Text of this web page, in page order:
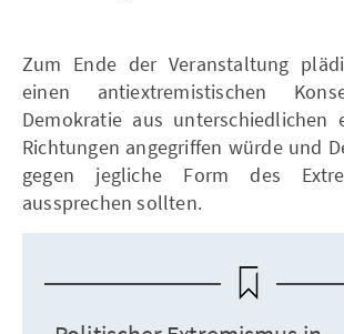
Zum Ende der Veranstaltung
einen antiextremistischen
Demokratie aus unterschiedlichen
Richtungen angegriffen würde und
gegen jegliche Form des
aussprechen sollten.